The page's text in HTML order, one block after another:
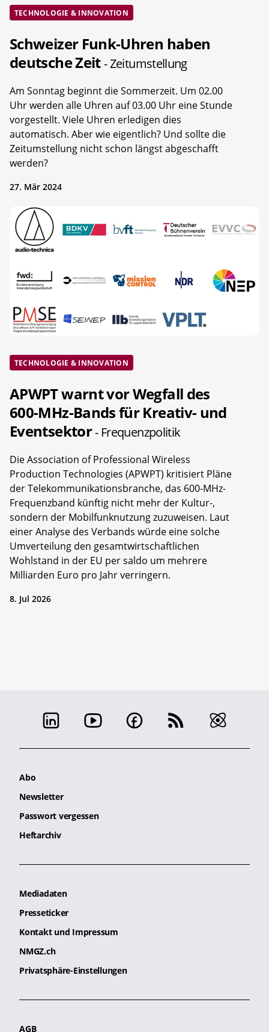
TECHNOLOGIE & INNOVATION
Schweizer Funk-Uhren haben
deutsche Zeit- Zeitumstellung
Am Sonntag beginnt die Sommerzeit. Um 02.00
Uhr werden alle Uhren auf 03.00 Uhr eine Stunde
vorgestellt. Viele Uhren erledigen dies
automatisch. Aber wie eigentlich? Und sollte die
Zeitumstellung nicht schon längst abgeschafft
werden?
27. Mär 2024
TECHNOLOGIE & INNOVATION
APWPT warnt vor Wegfall des
600-MHz-Bands für Kreativ- und
Eventsektor- Frequenzpolitik
Die Association of Professional Wireless
Production Technologies (APWPT) kritisiert Pläne
der Telekommunikationsbranche, das 600-MHz-
Frequenzband künftig nicht mehr der Kultur-,
sondern der Mobilfunknutzung zuzuweisen. Laut
einer Analyse des Verbands würde eine solche
Umverteilung den gesamtwirtschaftlichen
Wohlstand in der EU per saldo um mehrere
Milliarden Euro pro Jahr verringern.
8. Jul 2026
Abo
Newsletter
Passwort vergessen
Heftarchiv
Mediadaten
Presseticker
Kontakt und Impressum
NMGZ.ch
Privatsphäre-Einstellungen
AGB